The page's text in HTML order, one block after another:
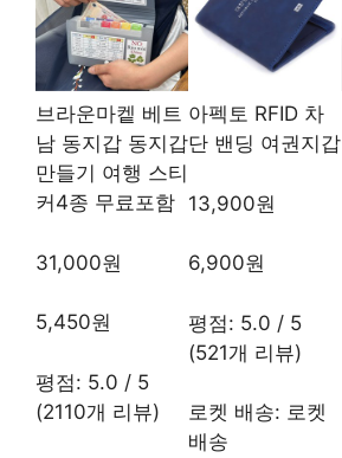
브라운마켙 베트
남 동지갑 동지갑
만들기 여행 스티
커4종 무료포함
31,000원
5,450원
평점: 5.0 / 5
(2110개 리뷰)
아펙토 RFID 차
단 밴딩 여권지갑
13,900원
6,900원
평점: 5.0 / 5
(521개 리뷰)
로켓 배송: 로켓
배송